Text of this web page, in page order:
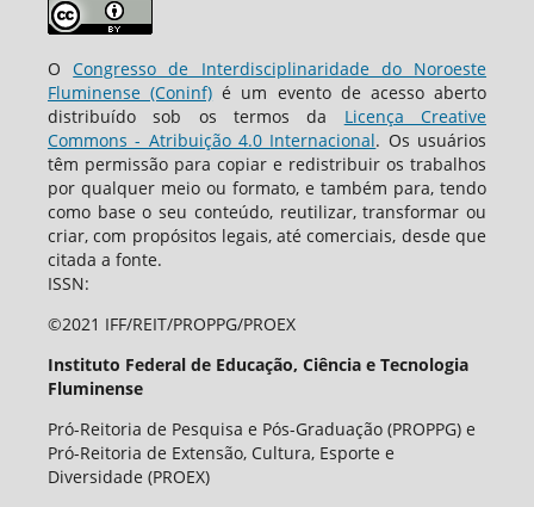
OCongresso de Interdisciplinaridade do Noroeste
Fluminense (Coninf) é um evento de acesso aberto
distribuído sob os termos da Licença Creative
Commons - Atribuição 4.0 Internacional. Os usuários
têm permissão para copiar e redistribuir os trabalhos
por qualquer meio ou formato, e também para, tendo
como base o seu conteúdo, reutilizar, transformar ou
criar, com propósitos legais, até comerciais, desde que
citada a fonte.
ISSN:
©2021 IFF/REIT/PROPPG/PROEX
Instituto Federal de Educação, Ciência e Tecnologia
Fluminense
Pró-Reitoria de Pesquisa e Pós-Graduação (PROPPG) e
Pró-Reitoria de Extensão, Cultura, Esporte e
Diversidade (PROEX)